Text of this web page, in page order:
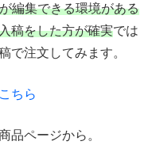
編集できる環境がある
稿をした方が確実では
で注文してみます。
ちら
品ページから。